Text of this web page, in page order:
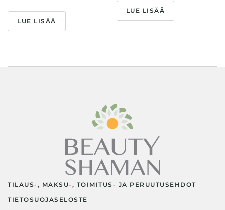
LUE LISÄÄ
LUE LISÄÄ
TILAUS-, MAKSU-, TOIMITUS- JA PERUUTUSEHDOT
TIETOSUOJASELOSTE